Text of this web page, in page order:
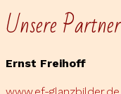
Unsere Partner
Ernst Freihoff